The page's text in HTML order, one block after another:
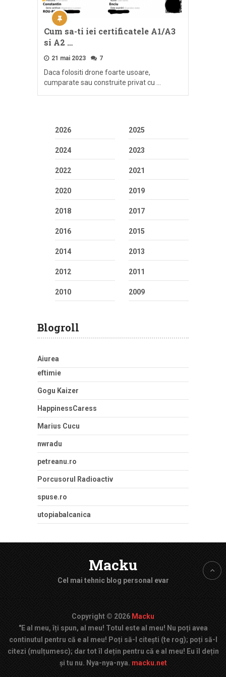
Cum sa-ti iei certificatele A1/A3
si A2 …
21 mai 2023 7
Daca folositi drone foarte usoare,
cumparate sau construite privat cu …
2026 2025
2024 2023
2022 2021
2020 2019
2018 2017
2016 2015
2014 2013
2012 2011
2010 2009
Blogroll
Aiurea
eftimie
Gogu Kaizer
HappinessCaress
Marius Cucu
nwradu
petreanu.ro
Porcusorul Radioactiv
spuse.ro
utopiabalcanica
Macku
Cel mai tehnic blog personal evar
Copyright © 2026 Macku
"E al meu, îți spun, al meu! Totul este al meu! Nu poți avea
continutul pentru că e al meu! Poți să-l citești (te rog); poți să-l
citezi (mulțumesc); dar tot îl dețin pentru că e al meu! Eu îl dețin
și tu nu. Nya-nya-nya. macku.net